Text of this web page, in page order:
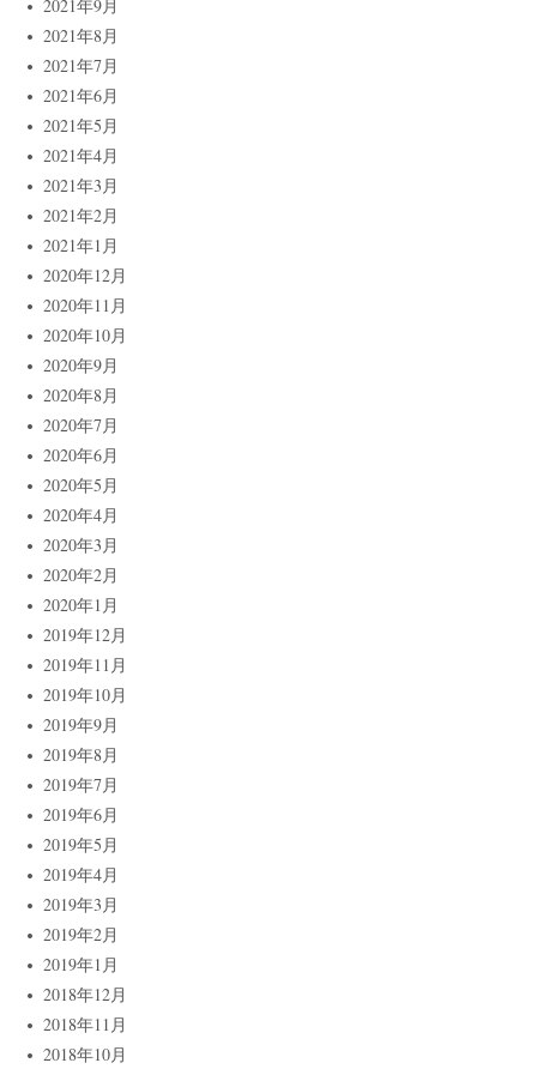
2021年9月
2021年8月
2021年7月
2021年6月
2021年5月
2021年4月
2021年3月
2021年2月
2021年1月
2020年12月
2020年11月
2020年10月
2020年9月
2020年8月
2020年7月
2020年6月
2020年5月
2020年4月
2020年3月
2020年2月
2020年1月
2019年12月
2019年11月
2019年10月
2019年9月
2019年8月
2019年7月
2019年6月
2019年5月
2019年4月
2019年3月
2019年2月
2019年1月
2018年12月
2018年11月
2018年10月